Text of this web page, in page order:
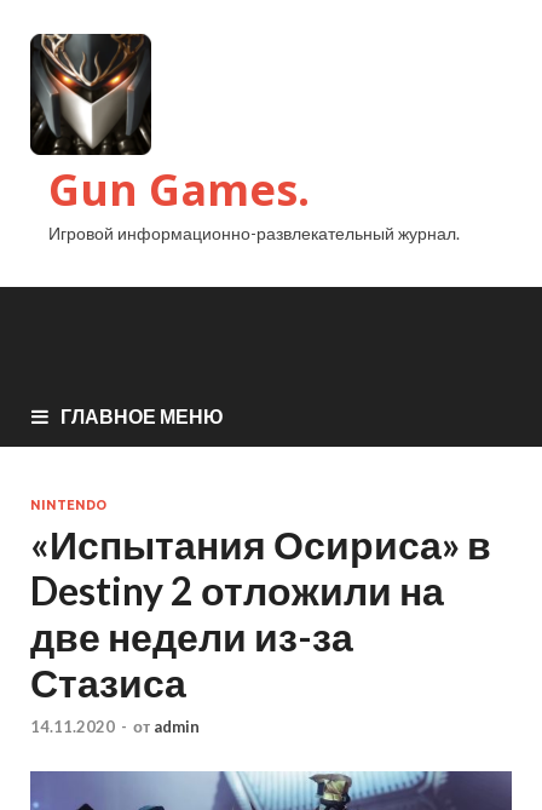
Gun Games.
Игровой информационно-развлекательный журнал.
ГЛАВНОЕ МЕНЮ
NINTENDO
«Испытания Осириса» в
Destiny 2 отложили на
две недели из-за
Стазиса
14.11.2020 - от admin